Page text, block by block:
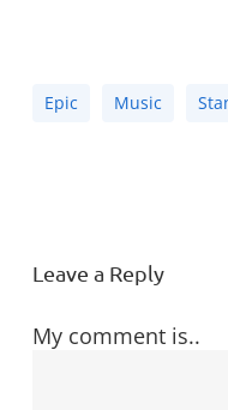
Epic Music
Leave a Reply
My comment is..